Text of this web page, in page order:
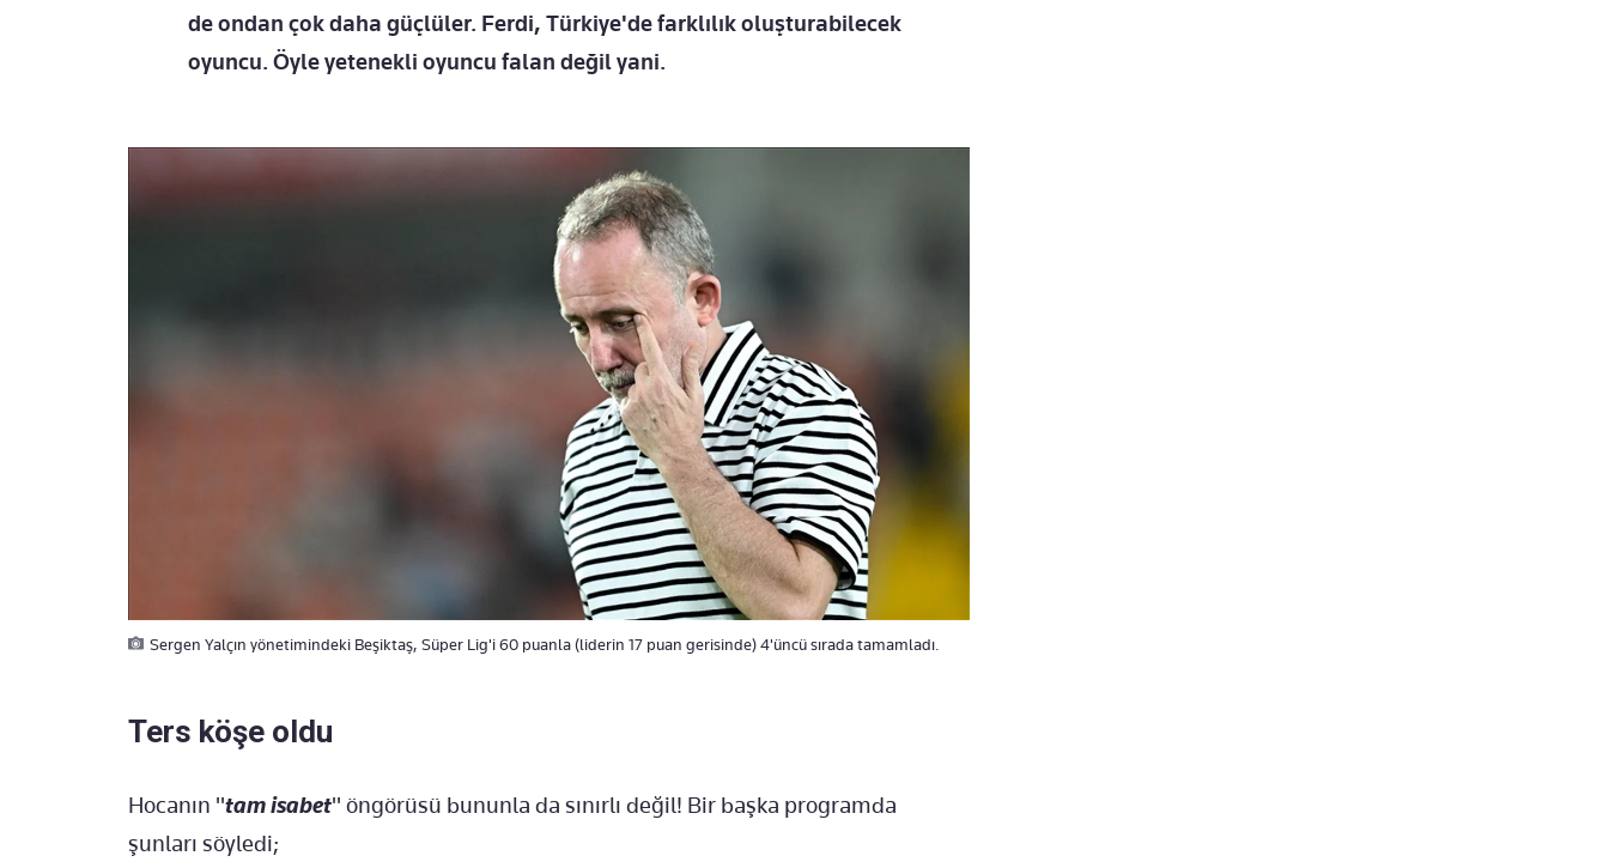
de ondan çok daha güçlüler. Ferdi, Türkiye'de farklılık oluşturabilecek
oyuncu. Öyle yetenekli oyuncu falan değil yani.
Sergen Yalçın yönetimindeki Beşiktaş, Süper Lig'i 60 puanla (liderin 17 puan gerisinde) 4'üncü sırada tamamladı.
Ters köşe oldu
Hocanın "tam isabet" öngörüsü bununla da sınırlı değil! Bir başka programda
şunları söyledi;